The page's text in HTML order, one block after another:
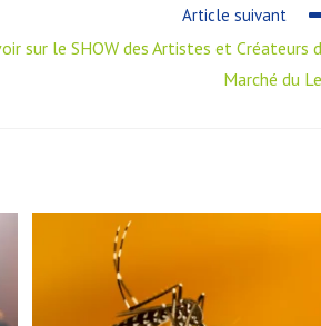
Article suivant
sur le SHOW des Artistes et Créateurs
Marché du